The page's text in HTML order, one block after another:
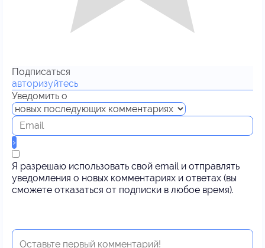
Подписаться
авторизуйтесь
Уведомить о
Я разрешаю использовать свой email и отправлять
уведомления о новых комментариях и ответах (вы
cможете отказаться от подписки в любое время).